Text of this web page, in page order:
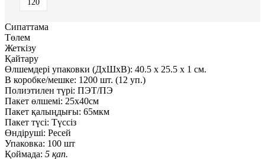
120
Сипаттама
Төлем
Жеткізу
Қайтару
Өлшемдері упаковки (ДxШxВ): 40.5 x 25.5 x 1 см.
В коробке/мешке: 1200 шт. (12 уп.)
Полиэтилен түрі: ПЭТ/ПЭ
Пакет өлшемі: 25x40см
Пакет қалыңдығы: 65мкм
Пакет түсі: Түссіз
Өндіруші: Ресей
Упаковка: 100 шт
Қоймада: 5 қап.